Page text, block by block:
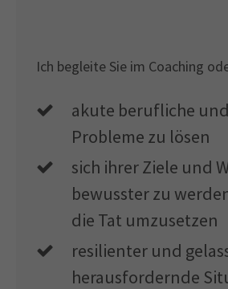
Ich begleite Sie im Coaching
akute berufliche
Probleme zu lösen
sich ihrer Ziele und
bewusster zu
die Tat umzusetzen
resilienter und
herausfordernde